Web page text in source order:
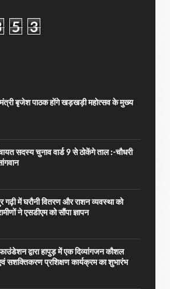
5 3
बृजेश पाठक होंगे खड़खड़ी महोत्सव के मुख्य
सदस्य चुनाव वार्ड 9 से ठोकेंगे ताल :-चौधरी
गढ़ी में घरौनी वितरण और राशन व्यवस्था को
ने एसडीएम को सौंपा ज्ञापन
द्वारा हापुड़ में एक दिव्यांगजन कौशल
सशक्तिकरण प्रशिक्षण कार्यक्रम का शुभारंभ